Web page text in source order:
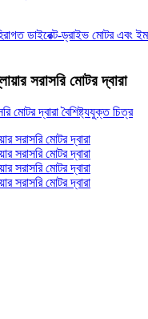
সরাসরি মোটর দ্বারা